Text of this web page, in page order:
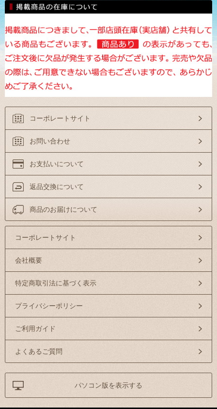
コーポレートサイト
お問い合わせ
お支払いについて
返品交換について
商品のお届けについて
コーポレートサイト
会社概要
特定商取引法に基づく表示
プライバシーポリシー
ご利用ガイド
よくあるご質問
パソコン版を表示する